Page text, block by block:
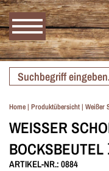
Home| Produktübersicht| Weißer
WEISSER
OCKSBEUTEL
ARTIKEL-NR.: 0884